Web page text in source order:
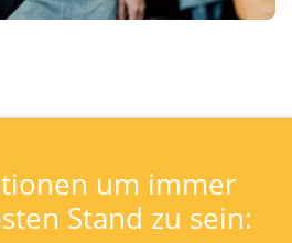
um immer
Stand zu sein: